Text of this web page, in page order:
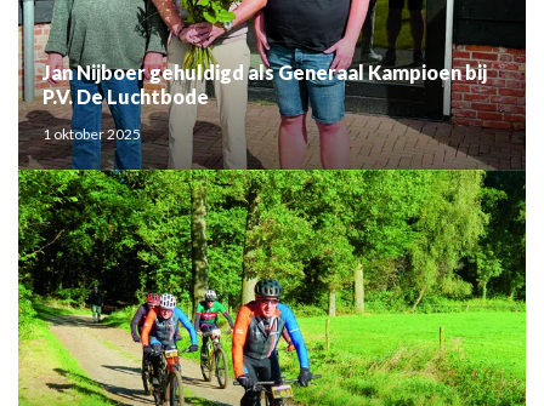
Jan Nijboer gehuldigd als Generaal Kampioen bij
P.V. De Luchtbode
1 oktober 2025